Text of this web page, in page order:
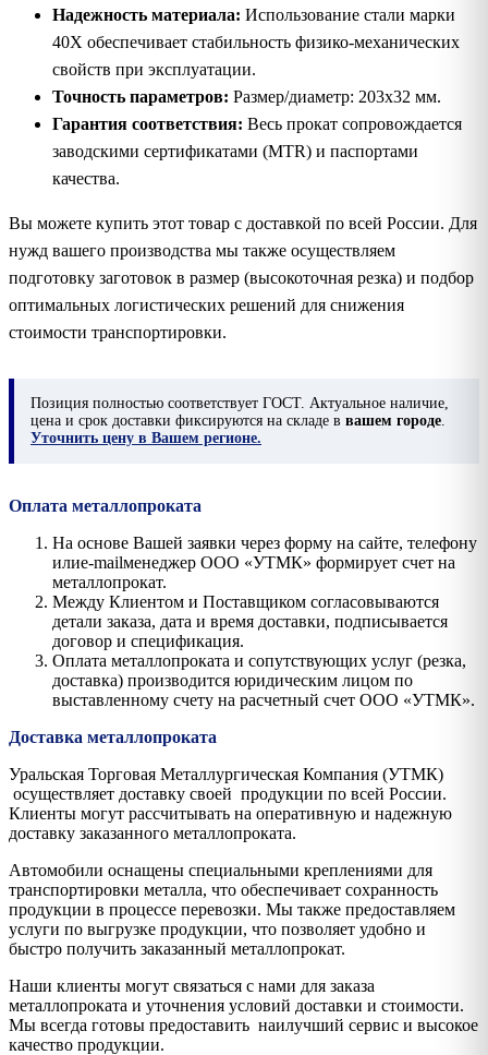
Надежность материала: Использование стали марки
40Х обеспечивает стабильность физико-механических
свойств при эксплуатации.
Точность параметров: Размер/диаметр: 203х32 мм.
Гарантия соответствия: Весь прокат сопровождается
заводскими сертификатами (MTR) и паспортами
качества.
Вы можете купить этот товар с доставкой по всей России. Для
нужд вашего производства мы также осуществляем
подготовку заготовок в размер (высокоточная резка) и подбор
оптимальных логистических решений для снижения
стоимости транспортировки.
Позиция полностью соответствует ГОСТ. Актуальное наличие,
цена и срок доставки фиксируются на складе в вашем городе
Уточнить цену в Вашем регионе.
Оплата металлопроката
На основе Вашей заявки через форму на сайте, телефону
илиe-mailменеджер ООО «УТМК» формирует счет на
металлопрокат.
Между Клиентом и Поставщиком согласовываются
детали заказа, дата и время доставки, подписывается
договор и спецификация.
Оплата металлопроката и сопутствующих услуг (резка,
доставка) производится юридическим лицом по
выставленному счету на расчетный счет ООО «УТМК».
Доставка металлопроката
Уральская Торговая Металлургическая Компания (УТМК)
осуществляет доставку своей продукции по всей России.
Клиенты могут рассчитывать на оперативную и надежную
доставку заказанного металлопроката.
Автомобили оснащены специальными креплениями для
транспортировки металла, что обеспечивает сохранность
продукции в процессе перевозки. Мы также предоставляем
услуги по выгрузке продукции, что позволяет удобно и
быстро получить заказанный металлопрокат.
Наши клиенты могут связаться с нами для заказа
металлопроката и уточнения условий доставки и стоимости.
Мы всегда готовы предоставить наилучший сервис и высокое
качество продукции.